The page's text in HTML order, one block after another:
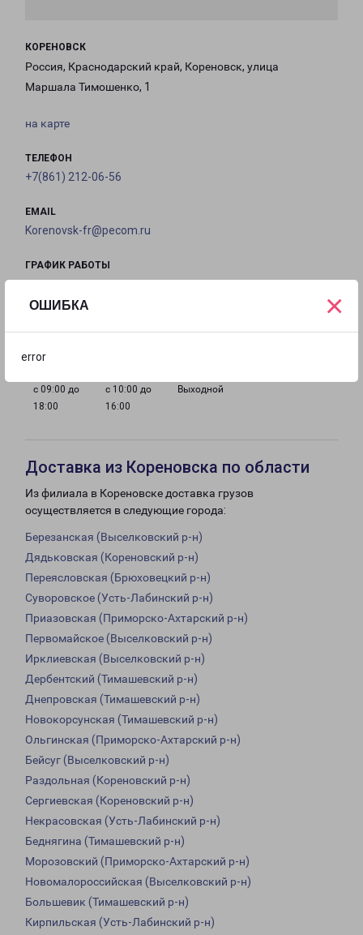
ОШИБКА
error
×
КОРЕНОВСК
Россия, Краснодарский край, Кореновск, улица
Маршала Тимошенко, 1
на карте
ТЕЛЕФОН
+7(861) 212-06-56
EMAIL
Korenovsk-fr@pecom.ru
ГРАФИК РАБОТЫ
18:00
18:00
18:00
18:00
с 09:00 до
18:00
с 10:00 до
16:00
Выходной
Доставка из Кореновска по области
Из филиала в Кореновске доставка грузов
осуществляется в следующие города:
Березанская (Выселковский р-н)
Дядьковская (Кореновский р-н)
Переясловская (Брюховецкий р-н)
Суворовское (Усть-Лабинский р-н)
Приазовская (Приморско-Ахтарский р-н)
Первомайское (Выселковский р-н)
Ирклиевская (Выселковский р-н)
Дербентский (Тимашевский р-н)
Днепровская (Тимашевский р-н)
Новокорсунская (Тимашевский р-н)
Ольгинская (Приморско-Ахтарский р-н)
Бейсуг (Выселковский р-н)
Раздольная (Кореновский р-н)
Сергиевская (Кореновский р-н)
Некрасовская (Усть-Лабинский р-н)
Беднягина (Тимашевский р-н)
Морозовский (Приморско-Ахтарский р-н)
Новомалороссийская (Выселковский р-н)
Большевик (Тимашевский р-н)
Кирпильская (Усть-Лабинский р-н)